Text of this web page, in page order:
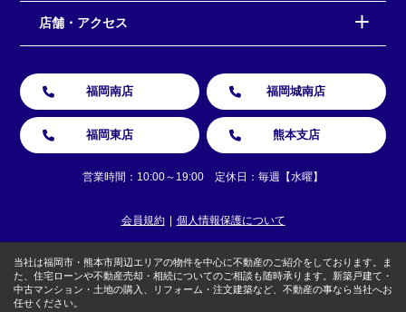
店舗・アクセス
福岡南店 福岡城南店
福岡東店 熊本支店
営業時間：10:00～19:00 定休日：毎週【水曜】
会員規約 個人情報保護について
当社は福岡市・熊本市周辺エリアの物件を中心に不動産のご紹介をしております。ま
た、住宅ローンや不動産売却・相続についてのご相談も随時承ります。新築戸建て・
中古マンション・土地の購入、リフォーム・注文建築など、不動産の事なら当社へお
任せください。